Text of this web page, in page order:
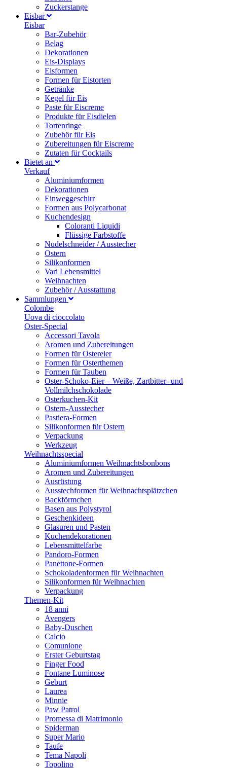
Zuckerstange
Eisbar
Eisbar
Bar-Zubehör
Belag
Dekorationen
Eis-Displays
Eisformen
Formen für Eistorten
Getränke
Kegel für Eis
Paste für Eiscreme
Produkte für Eisdielen
Tortenringe
Zubehör für Eis
Zubereitungen für Eiscreme
Zutaten für Cocktails
Bietet an
Verkauf
Aluminiumformen
Dekorationen
Einweggeschirr
Formen aus Polycarbonat
Kuchendesign
Coloranti Liquidi
Flüssige Farbstoffe
Nudelschneider / Ausstecher
Ostern
Silikonformen
Vari Lebensmittel
Weihnachten
Zubehör / Ausstattung
Sammlungen
Colombe
Uova di cioccolato
Oster-Special
Accessori Tavola
Aromen und Zubereitungen
Formen für Ostereier
Formen für Osterthemen
Formen für Tauben
Oster-Schoko-Eier – Weiße, Zartbitter- und
Vollmilchschokolade
Osterkuchen-Kit
Ostern-Ausstecher
Pastiera-Formen
Silikonformen für Ostern
Verpackung
Werkzeug
Weihnachtsspecial
Aluminiumformen Weihnachtsbonbons
Aromen und Zubereitungen
Ausrüstung
Ausstechformen für Weihnachtsplätzchen
Backförmchen
Basen aus Polystyrol
Geschenkideen
Glasuren und Pasten
Kuchendekorationen
Lebensmittelfarbe
Pandoro-Formen
Panettone-Formen
Schokoladenformen für Weihnachten
Silikonformen für Weihnachten
Verpackung
Themen-Kit
18 anni
Avengers
Baby-Duschen
Calcio
Comunione
Erster Geburtstag
Finger Food
Fontane Luminose
Geburt
Laurea
Minnie
Paw Patrol
Promessa di Matrimonio
Spiderman
Super Mario
Taufe
Tema Napoli
Topolino